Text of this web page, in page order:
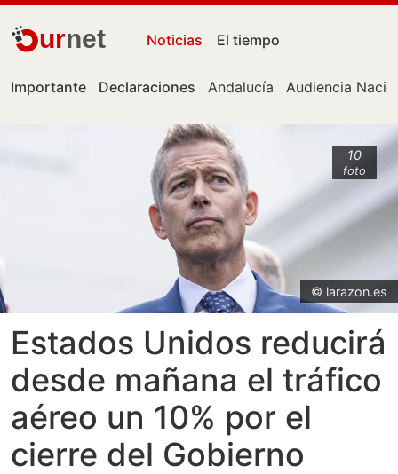
urnet Noticias El tiempo
Importante Declaraciones Andalucía Audiencia
10
foto
© larazon.es
Estados Unidos reducirá
desde mañana el tráfico
aéreo un 10% por el
cierre del Gobierno